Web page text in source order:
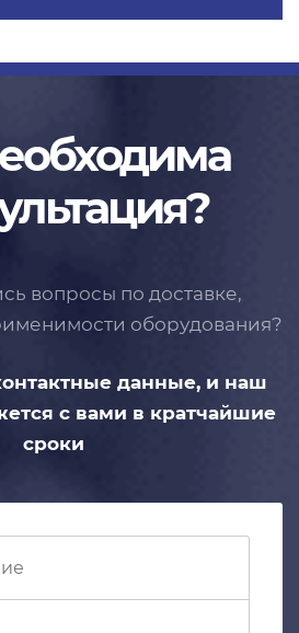
вопросы по доставке,
оборудования?
данные, и наш
с вами в кратчайшие
сроки